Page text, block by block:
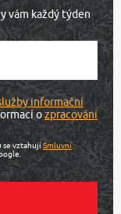
vám každý týden
informační
ozpracování
se vztahujíSmluvní